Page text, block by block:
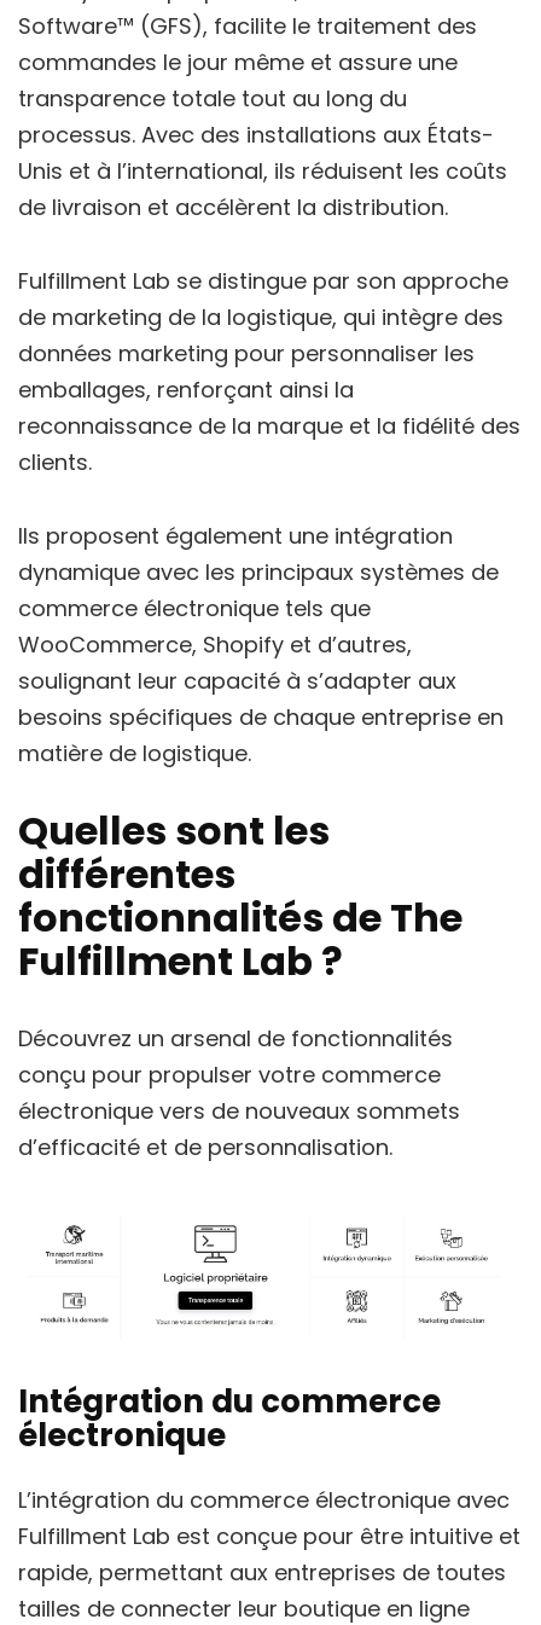
Software™ (GFS), facilite le traitement des
commandes le jour même et assure une
transparence totale tout au long du
processus. Avec des installations aux États-
Unis et à l’international, ils réduisent les coûts
de livraison et accélèrent la distribution.
Fulfillment Lab se distingue par son approche
de marketing de la logistique, qui intègre des
données marketing pour personnaliser les
emballages, renforçant ainsi la
reconnaissance de la marque et la fidélité des
clients.
Ils proposent également une intégration
dynamique avec les principaux systèmes de
commerce électronique tels que
WooCommerce, Shopify et d’autres,
soulignant leur capacité à s’adapter aux
besoins spécifiques de chaque entreprise en
matière de logistique.
Quelles sont les
différentes
fonctionnalités de The
Fulfillment Lab ?
Découvrez un arsenal de fonctionnalités
conçu pour propulser votre commerce
électronique vers de nouveaux sommets
d’efficacité et de personnalisation.
Intégration du commerce
électronique
L’intégration du commerce électronique avec
Fulfillment Lab est conçue pour être intuitive et
rapide, permettant aux entreprises de toutes
tailles de connecter leur boutique en ligne